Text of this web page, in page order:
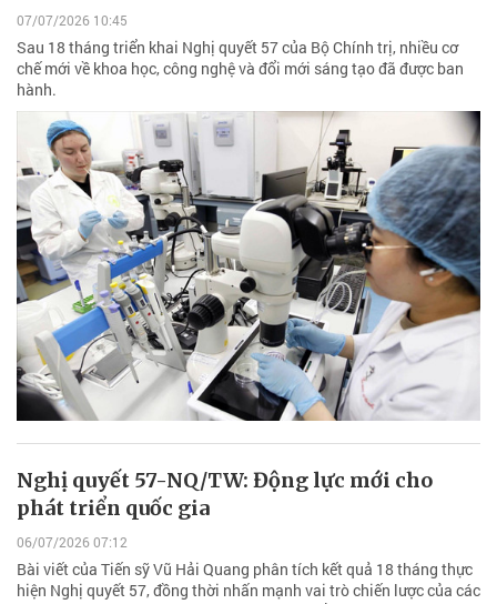
07/07/2026 10:45
Sau 18 tháng triển khai Nghị quyết 57 của Bộ Chính trị, nhiều cơ
chế mới về khoa học, công nghệ và đổi mới sáng tạo đã được ban
hành.
Nghị quyết 57-NQ/TW: Động lực mới cho
phát triển quốc gia
06/07/2026 07:12
Bài viết của Tiến sỹ Vũ Hải Quang phân tích kết quả 18 tháng thực
hiện Nghị quyết 57, đồng thời nhấn mạnh vai trò chiến lược của các